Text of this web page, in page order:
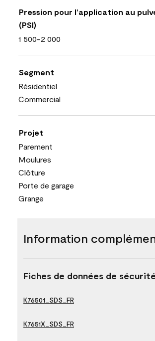
Pression pour l’application au
(PSI)
1 500-2 000
Segment
Résidentiel
Commercial
Projet
Parement
Moulures
Clôture
Porte de garage
Grange
Information
Fiches de données de sécurité
K76501_SDS_FR
K7651X_SDS_FR